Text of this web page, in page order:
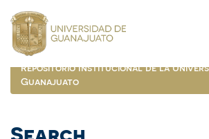
navigation
Repositorio Institucional de la
Guanajuato
Search